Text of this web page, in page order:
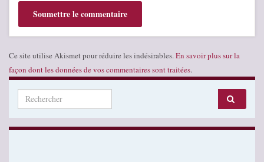
Ce site utilise Akismet pour réduire les indésirables. En savoir plus sur la
façon dont les données de vos commentaires sont traitées.
Search for: